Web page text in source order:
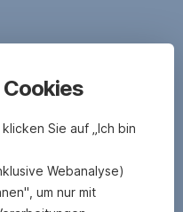
Cookies
Sie auf „Ich bin
Webanalyse)
um nur mit